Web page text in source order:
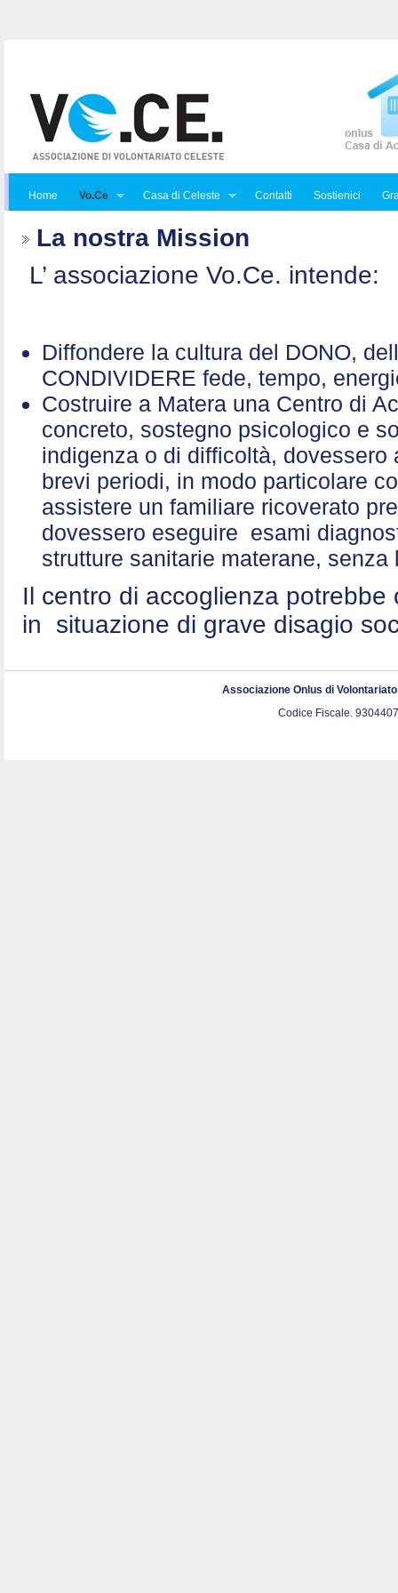
Home Vo.Ce Casa di Celeste Contatti Sostienici
La nostra Mission
L’ associazione Vo.Ce. intende:
Diffondere la cultura del DONO,
CONDIVIDERE fede, tempo,
Costruire a Matera una Centro di
concreto, sostegno psicologico e
indigenza o di difficoltà,
brevi periodi, in modo particolare
assistere un familiare ricoverato
dovessero eseguire esami
strutture sanitarie materane,
Il centro di accoglienza
in situazione di grave disagio
Associazione Onlus di
Codice Fiscale.